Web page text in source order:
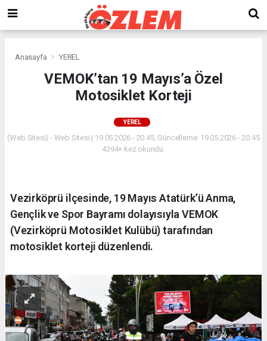
Anasayfa YEREL
VEMOK’tan 19 Mayıs’a Özel
Motosiklet Korteji
YEREL
(Web Sitesi) - Web Sitesi | 19.05.2026 - 20:45, Güncelleme: 19.05.2026 - 20:45
4394+ kez okundu.
Vezirköprü ilçesinde, 19 Mayıs Atatürk’ü Anma,
Gençlik ve Spor Bayramı dolayısıyla VEMOK
(Vezirköprü Motosiklet Kulübü) tarafından
motosiklet korteji düzenlendi.